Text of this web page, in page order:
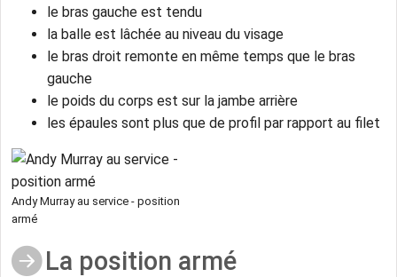
le bras gauche est tendu
la balle est lâchée au niveau du visage
le bras droit remonte en même temps que le bras
gauche
le poids du corps est sur la jambe arrière
les épaules sont plus que de profil par rapport au filet
Andy Murray au service - position
armé
La position armé